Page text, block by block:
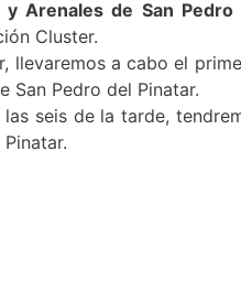
y Arenales de San
Cluster.
llevaremos a cabo el
San Pedro del Pinatar.
seis de la tarde,